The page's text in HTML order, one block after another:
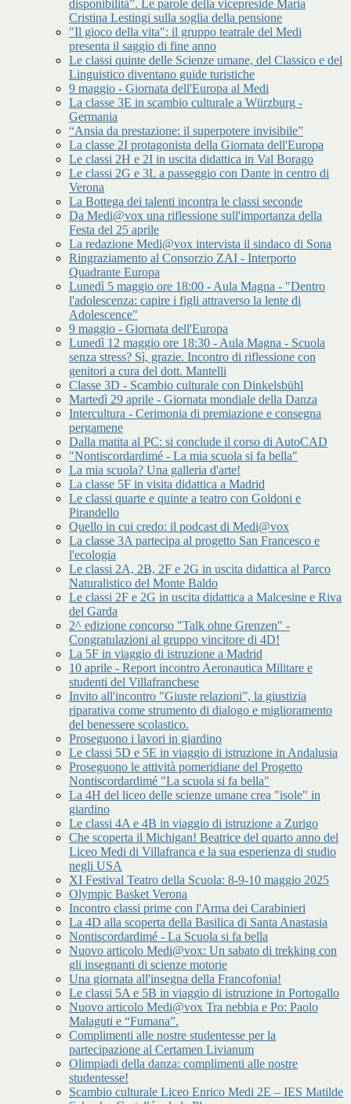
disponibilità”. Le parole della vicepreside Maria
Cristina Lestingi sulla soglia della pensione
"Il gioco della vita": il gruppo teatrale del Medi
presenta il saggio di fine anno
Le classi quinte delle Scienze umane, del Classico e del
Linguistico diventano guide turistiche
9 maggio - Giornata dell'Europa al Medi
La classe 3E in scambio culturale a Würzburg -
Germania
“Ansia da prestazione: il superpotere invisibile”
La classe 2I protagonista della Giornata dell'Europa
Le classi 2H e 2I in uscita didattica in Val Borago
Le classi 2G e 3L a passeggio con Dante in centro di
Verona
La Bottega dei talenti incontra le classi seconde
Da Medi@vox una riflessione sull'importanza della
Festa del 25 aprile
La redazione Medi@vox intervista il sindaco di Sona
Ringraziamento al Consorzio ZAI - Interporto
Quadrante Europa
Lunedì 5 maggio ore 18:00 - Aula Magna - "Dentro
l'adolescenza: capire i figli attraverso la lente di
Adolescence"
9 maggio - Giornata dell'Europa
Lunedì 12 maggio ore 18:30 - Aula Magna - Scuola
senza stress? Sì, grazie. Incontro di riflessione con
genitori a cura del dott. Mantelli
Classe 3D - Scambio culturale con Dinkelsbühl
Martedì 29 aprile - Giornata mondiale della Danza
Intercultura - Cerimonia di premiazione e consegna
pergamene
Dalla matita al PC: si conclude il corso di AutoCAD
"Nontiscordardimé - La mia scuola si fa bella"
La mia scuola? Una galleria d'arte!
La classe 5F in visita didattica a Madrid
Le classi quarte e quinte a teatro con Goldoni e
Pirandello
Quello in cui credo: il podcast di Medi@vox
La classe 3A partecipa al progetto San Francesco e
l'ecologia
Le classi 2A, 2B, 2F e 2G in uscita didattica al Parco
Naturalistico del Monte Baldo
Le classi 2F e 2G in uscita didattica a Malcesine e Riva
del Garda
2^ edizione concorso "Talk ohne Grenzen" -
Congratulazioni al gruppo vincitore di 4D!
La 5F in viaggio di istruzione a Madrid
10 aprile - Report incontro Aeronautica Militare e
studenti del Villafranchese
Invito all'incontro "Giuste relazioni”, la giustizia
riparativa come strumento di dialogo e miglioramento
del benessere scolastico.
Proseguono i lavori in giardino
Le classi 5D e 5E in viaggio di istruzione in Andalusia
Proseguono le attività pomeridiane del Progetto
Nontiscordardimé "La scuola si fa bella"
La 4H del liceo delle scienze umane crea "isole" in
giardino
Le classi 4A e 4B in viaggio di istruzione a Zurigo
Che scoperta il Michigan! Beatrice del quarto anno del
Liceo Medi di Villafranca e la sua esperienza di studio
negli USA
XI Festival Teatro della Scuola: 8-9-10 maggio 2025
Olympic Basket Verona
Incontro classi prime con l'Arma dei Carabinieri
La 4D alla scoperta della Basilica di Santa Anastasia
Nontiscordardimé - La Scuola si fa bella
Nuovo articolo Medi@vox: Un sabato di trekking con
gli insegnanti di scienze motorie
Una giornata all'insegna della Francofonia!
Le classi 5A e 5B in viaggio di istruzione in Portogallo
Nuovo articolo Medi@vox Tra nebbia e Po: Paolo
Malaguti e “Fumana”.
Complimenti alle nostre studentesse per la
partecipazione al Certamen Livianum
Olimpiadi della danza: complimenti alle nostre
studentesse!
Scambio culturale Liceo Enrico Medi 2E – IES Matilde